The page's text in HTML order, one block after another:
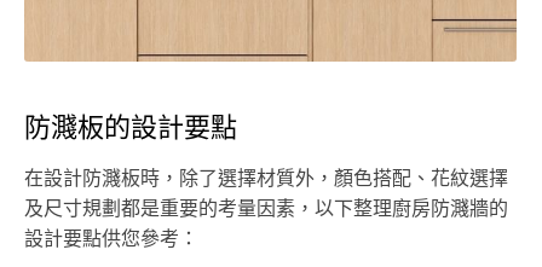
防濺板的設計要點
在設計防濺板時，除了選擇材質外，顏色搭配、花紋選擇
及尺寸規劃都是重要的考量因素，以下整理廚房防濺牆的
設計要點供您參考：